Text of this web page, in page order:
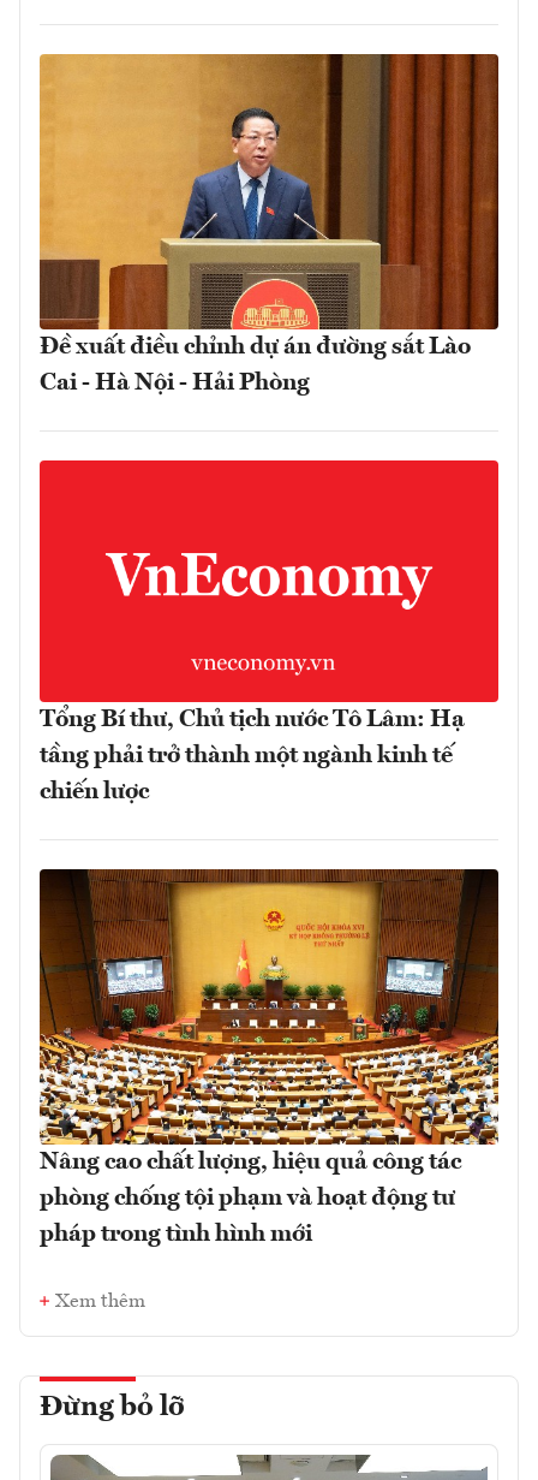
Đề xuất điều chỉnh dự án đường sắt Lào
Cai - Hà Nội - Hải Phòng
Tổng Bí thư, Chủ tịch nước Tô Lâm: Hạ
tầng phải trở thành một ngành kinh tế
chiến lược
Nâng cao chất lượng, hiệu quả công tác
phòng chống tội phạm và hoạt động tư
pháp trong tình hình mới
Xem thêm
Đừng bỏ lỡ